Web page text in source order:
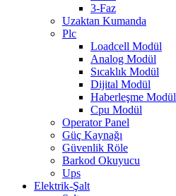
3-Faz
Uzaktan Kumanda
Plc
Loadcell Modül
Analog Modül
Sıcaklık Modül
Dijital Modül
Haberleşme Modül
Cpu Modül
Operator Panel
Güç Kaynağı
Güvenlik Röle
Barkod Okuyucu
Ups
Elektrik-Şalt